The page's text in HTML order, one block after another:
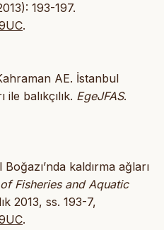
193-197.
.
AE. İstanbul
ile balıkçılık. EgeJFAS.
kaldırma ağları
Fisheries and Aquatic
2013, ss. 193-7,
.